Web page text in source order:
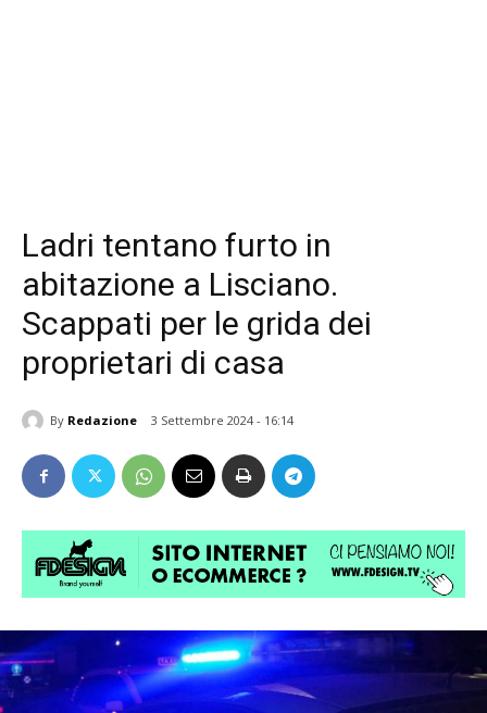
Ladri tentano furto in
abitazione a Lisciano.
Scappati per le grida dei
proprietari di casa
By Redazione 3 Settembre 2024 - 16:14